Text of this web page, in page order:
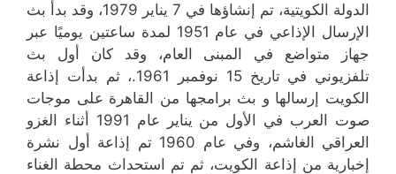
الدولة الكويتية، تم إنشاؤها في 7 يناير 1979، وقد بدأ بث
الإرسال الإذاعي في عام 1951 لمدة ساعتين يوميًا عبر
جهاز متواضع في المبنى العام، وقد كان أول بث
تلفزيوني في تاريخ 15 نوفمبر 1961.، ثم بدأت إذاعة
الكويت إرسالها و بث برامجها من القاهرة على موجات
صوت العرب في الأول من يناير عام 1991 أثناء الغزو
العراقي الغاشم، وفي عام 1960 تم إذاعة أول نشرة
إخبارية من إذاعة الكويت، ثم تم استحداث محطة الغناء